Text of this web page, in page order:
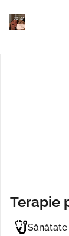
Terapie